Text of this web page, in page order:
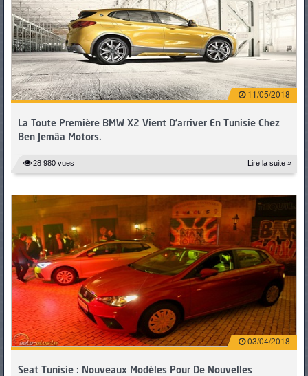
11/05/2018
La Toute Première BMW X2 Vient D’arriver En Tunisie Chez
Ben Jemâa Motors.
28 980 vues Lire la suite »
03/04/2018
Seat Tunisie : Nouveaux Modèles Pour De Nouvelles